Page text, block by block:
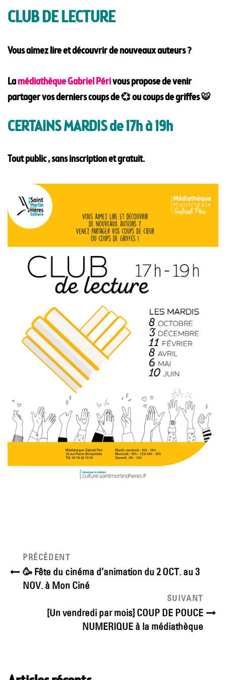
CLUB DE LECTURE
Vous aimez lire et découvrir de nouveaux auteurs ?
Lamédiathèque Gabriel Périvous propose de venir
partager vosderniers coups de💞ou coups de griffes🐯
CERTAINS MARDIS de 17h à 19h
Tout public , sans inscription et gratuit.
Navigation
de
l’article
Article
précédent
PRÉCÉDENT
🥳 Fête du cinéma d’animation du 2 OCT. au 3
NOV. à Mon Ciné
SUIVANT
[Un vendredi par mois] COUP DE POUCE
NUMERIQUE à la médiathèque